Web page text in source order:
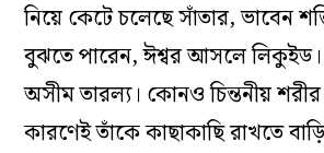
নিয়ে কেটে চলেছে সাঁতার, ভাবেন
বুঝতে পারেন, ঈশ্বর আসলে
অসীম তারল্য। কোনও চিন্তনীয়
কারণেই তাঁকে কাছাকাছি রাখতে